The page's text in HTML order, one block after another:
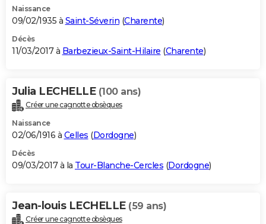
Naissance
09/02/1935 à Saint-Séverin (Charente)
Décès
11/03/2017 à Barbezieux-Saint-Hilaire (Charente)
Julia LECHELLE (100 ans)
Créer une cagnotte obsèques
Naissance
02/06/1916 à Celles (Dordogne)
Décès
09/03/2017 à la Tour-Blanche-Cercles (Dordogne)
Jean-louis LECHELLE (59 ans)
Créer une cagnotte obsèques